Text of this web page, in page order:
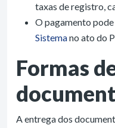
taxas de registro,
O pagamento
Sistemano ato do
Formas
A entrega dos